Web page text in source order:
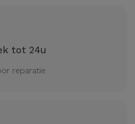
tot 24u
reparatie